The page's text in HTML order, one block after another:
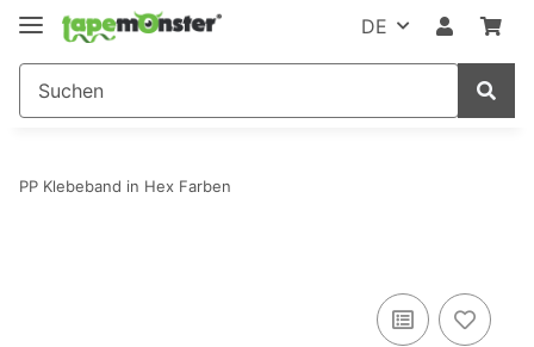
DE
PP Klebeband in Hex Farben